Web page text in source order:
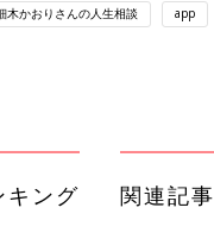
木かおりさんの人生相談 app
キング 関連記事